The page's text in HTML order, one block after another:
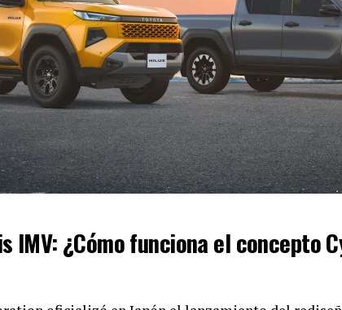
IMV: ¿Cómo funciona el concepto